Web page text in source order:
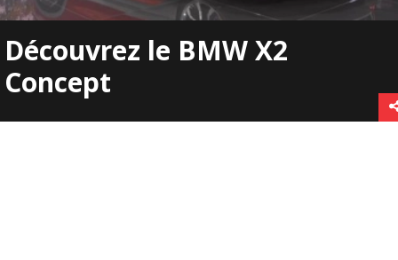
Découvrez le BMW X2
Concept